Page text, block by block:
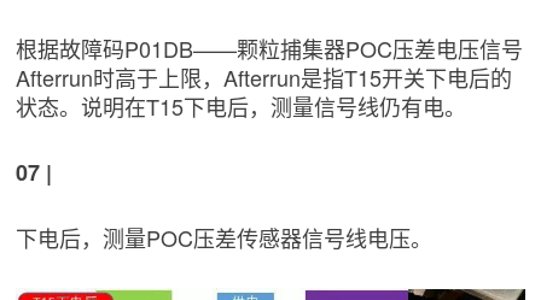
根据故障码P01DB——颗粒捕集器POC压差电压信号
Afterrun时高于上限，Afterrun是指T15开关下电后的
状态。说明在T15下电后，测量信号线仍有电。
07 |
下电后，测量POC压差传感器信号线电压。